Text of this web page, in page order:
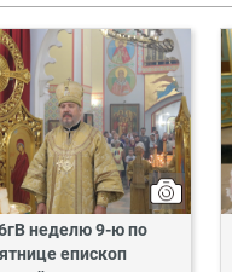
неделю 9-ю по
епископ